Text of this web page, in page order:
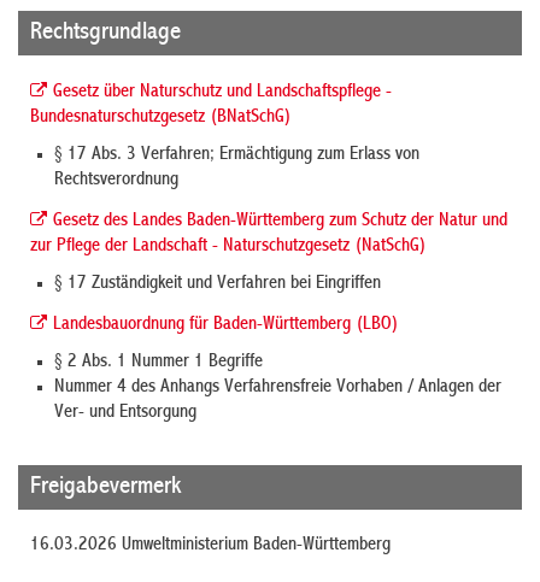
Rechtsgrundlage
Gesetz über Naturschutz und Landschaftspflege -
Bundesnaturschutzgesetz (BNatSchG)
§ 17 Abs. 3 Verfahren; Ermächtigung zum Erlass von
Rechtsverordnung
Gesetz des Landes Baden-Württemberg zum Schutz der Natur und
zur Pflege der Landschaft - Naturschutzgesetz (NatSchG)
§ 17 Zuständigkeit und Verfahren bei Eingriffen
Landesbauordnung für Baden-Württemberg (LBO)
§ 2 Abs. 1 Nummer 1 Begriffe
Nummer 4 des Anhangs Verfahrensfreie Vorhaben / Anlagen der
Ver- und Entsorgung
Freigabevermerk
16.03.2026 Umweltministerium Baden-Württemberg